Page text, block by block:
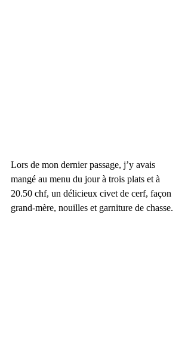
Lors de mon dernier passage, j’y avais
mangé au menu du jour à trois plats et à
20.50 chf, un délicieux civet de cerf, façon
grand-mère, nouilles et garniture de chasse.